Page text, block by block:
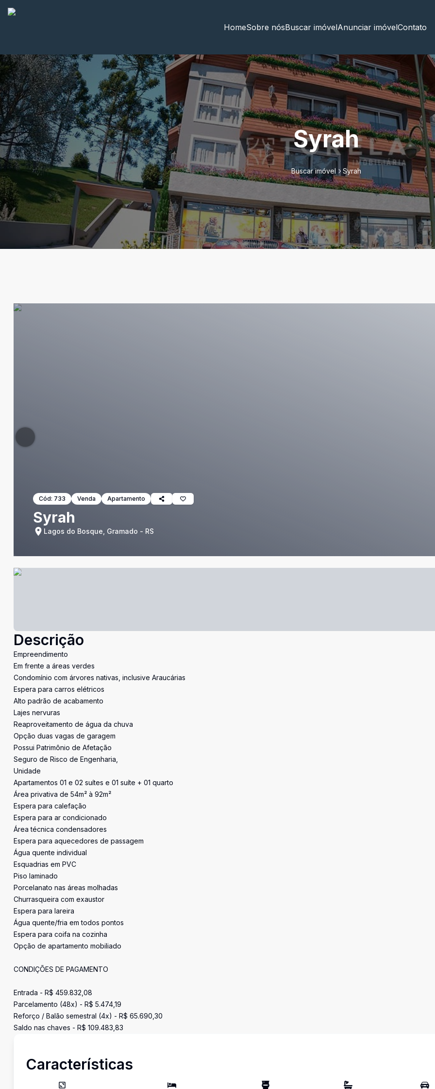
HomeSobre nósBuscar imóvelAnunciar imóvelContato
Syrah
Buscar imóvel Syrah
Cód: 733 Venda Apartamento
Syrah
Lagos do Bosque, Gramado - RS
Descrição
Empreendimento
Em frente a áreas verdes
Condomínio com árvores nativas, inclusive Araucárias
Espera para carros elétricos
Alto padrão de acabamento
Lajes nervuras
Reaproveitamento de água da chuva
Opção duas vagas de garagem
Possui Patrimônio de Afetação
Seguro de Risco de Engenharia,
Unidade
Apartamentos 01 e 02 suítes e 01 suíte + 01 quarto
Área privativa de 54m² à 92m²
Espera para calefação
Espera para ar condicionado
Área técnica condensadores
Espera para aquecedores de passagem
Água quente individual
Esquadrias em PVC
Piso laminado
Porcelanato nas áreas molhadas
Churrasqueira com exaustor
Espera para lareira
Água quente/fria em todos pontos
Espera para coifa na cozinha
Opção de apartamento mobiliado
CONDIÇÕES DE PAGAMENTO
Entrada - R$ 459.832,08
Parcelamento (48x) - R$ 5.474,19
Reforço / Balão semestral (4x) - R$ 65.690,30
Saldo nas chaves - R$ 109.483,83
Características